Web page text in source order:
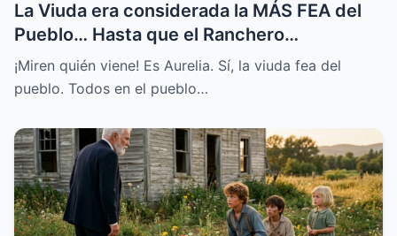
La Viuda era considerada la MÁS FEA del
Pueblo… Hasta que el Ranchero
MILLONARIO le Habló
¡Miren quién viene! Es Aurelia. Sí, la viuda fea del
pueblo. Todos en el pueblo…